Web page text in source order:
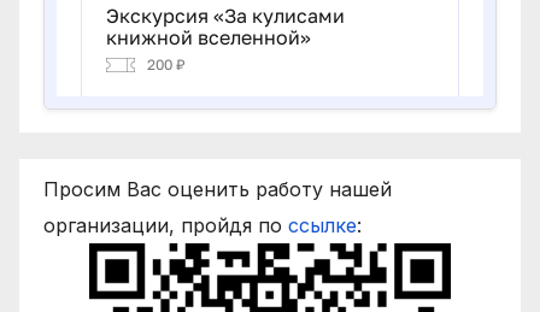
Просим Вас оценить работу нашей
организации, пройдя по ссылке: